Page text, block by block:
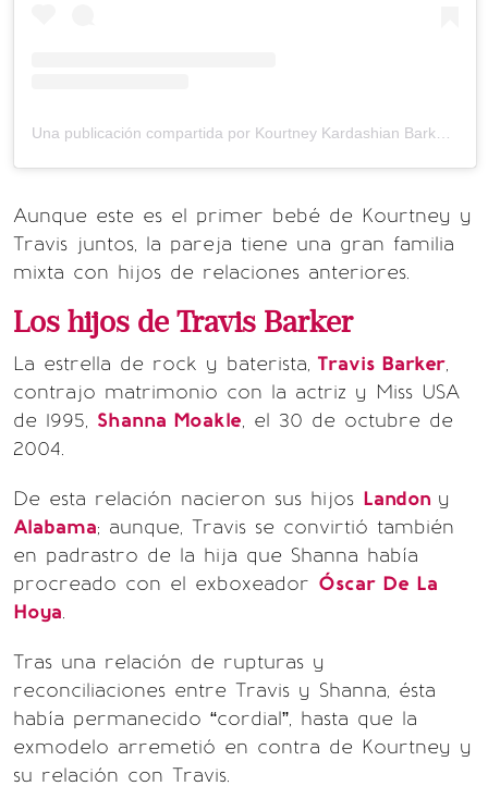
Una publicación compartida por Kourtney Kardashian Barker (@kourtneykardash)
Aunque este es el primer bebé de Kourtney y
Travis juntos, la pareja tiene una gran familia
mixta con hijos de relaciones anteriores.
Los hijos de Travis Barker
La estrella de rock y baterista, Travis Barker,
contrajo matrimonio con la actriz y Miss USA
de 1995, Shanna Moakle, el 30 de octubre de
2004.
De esta relación nacieron sus hijos Landon y
Alabama; aunque, Travis se convirtió también
en padrastro de la hija que Shanna había
procreado con el exboxeador Óscar De La
Hoya.
Tras una relación de rupturas y
reconciliaciones entre Travis y Shanna, ésta
había permanecido “cordial”, hasta que la
exmodelo arremetió en contra de Kourtney y
su relación con Travis.